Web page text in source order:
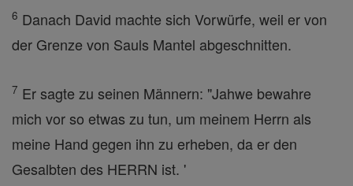
6 Danach David machte sich Vorwürfe, weil er von
der Grenze von Sauls Mantel abgeschnitten.
7 Er sagte zu seinen Männern: "Jahwe bewahre
mich vor so etwas zu tun, um meinem Herrn als
meine Hand gegen ihn zu erheben, da er den
Gesalbten des HERRN ist. '